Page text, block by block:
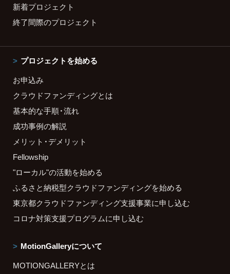
新着プロジェクト
終了間際のプロジェクト
プロジェクトを始める
お申込み
クラウドファンディングとは
基本的な手順・流れ
成功事例の解説
メリット・デメリット
Fellowship
"ローカル"の活動を始める
ふるさと納税型クラウドファンディングを始める
東京都クラウドファンディング支援事業に申し込む
コロナ対策支援プログラムに申し込む
MotionGalleryについて
MOTIONGALLERYとは